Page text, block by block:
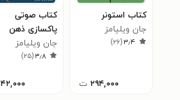
کتاب استونر
جان ویلیامز
۳٫۴(۲۶)
۲۹۴,۰۰۰ ت
کتاب صوتی
پاکسازی ذهن
جان ویلیامز
۳٫۸(۲۵)
۴۲,۰۰۰